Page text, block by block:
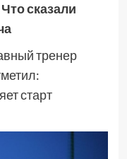
сказали
тренер
старт